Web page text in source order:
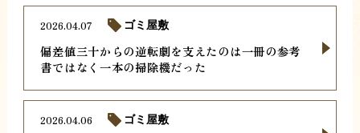
偏差値三十からの逆転劇を支えたのは一冊の参考
書ではなく一本の掃除機だった
2026.04.07 ゴミ屋敷
2026.04.06 ゴミ屋敷